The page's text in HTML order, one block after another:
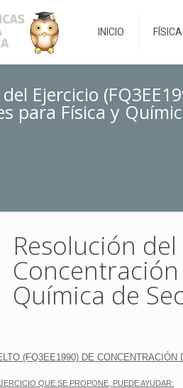
INICIO FÍSICA
Ejercicio
para Física y
Resolución
Química de
(FQ3EE1990) DE
QUE SE PROPONE, PUEDE AYUDAR: